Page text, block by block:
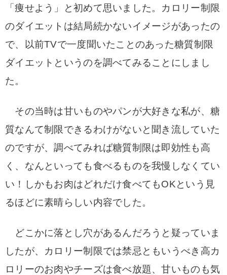
「痩せよう」と初めて思いました。カロリー制限
のダイエットは結局続かないイメージがあったの
で、以前TVで一度聞いたことのあった糖質制限
ダイエットというのを調べてみることにしまし
た。
その当時は甘いものやパンが大好きな私が、糖
質なんて制限できるわけがないと聞き流していた
のですが、調べてみれば糖質制限は即効性も高
く、なんといっても食べるものを我慢しなくてい
い！しかもお肉はどれだけ食べてもOKという見
るほどに素晴らしい内容でした。
どこかに落とし穴があるんだろうと疑っていま
したが、カロリー制限では禁忌ともいうべき高カ
ロリーのお肉やチーズは食べ放題、甘いものも気